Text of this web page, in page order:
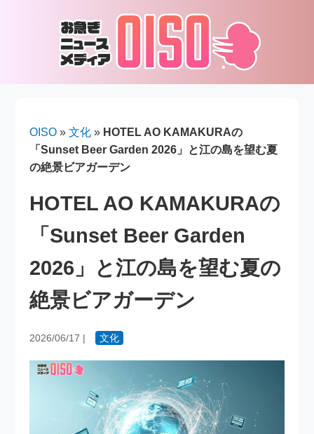
OISO »文化 » HOTEL AO KAMAKURAの
「Sunset Beer Garden 2026」と江の島を望む夏
の絶景ビアガーデン
HOTEL AO KAMAKURAの
「Sunset Beer Garden
2026」と江の島を望む夏の
絶景ビアガーデン
2026/06/17 | 文化